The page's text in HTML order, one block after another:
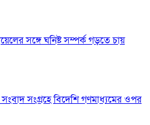
সঙ্গে ঘনিষ্ট সম্পর্ক গড়তে চায়
সংবাদ সংগ্রহে বিদেশি গণমাধ্যমের ওপর